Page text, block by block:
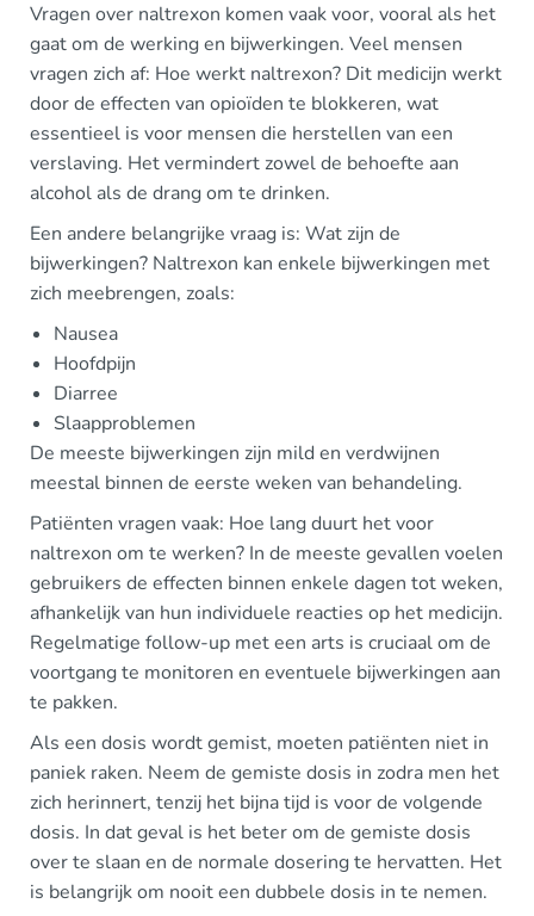
Vragen over naltrexon komen vaak voor, vooral als het
gaat om de werking en bijwerkingen. Veel mensen
vragen zich af: Hoe werkt naltrexon? Dit medicijn werkt
door de effecten van opioïden te blokkeren, wat
essentieel is voor mensen die herstellen van een
verslaving. Het vermindert zowel de behoefte aan
alcohol als de drang om te drinken.
Een andere belangrijke vraag is: Wat zijn de
bijwerkingen? Naltrexon kan enkele bijwerkingen met
zich meebrengen, zoals:
Nausea
Hoofdpijn
Diarree
Slaapproblemen
De meeste bijwerkingen zijn mild en verdwijnen
meestal binnen de eerste weken van behandeling.
Patiënten vragen vaak: Hoe lang duurt het voor
naltrexon om te werken? In de meeste gevallen voelen
gebruikers de effecten binnen enkele dagen tot weken,
afhankelijk van hun individuele reacties op het medicijn.
Regelmatige follow-up met een arts is cruciaal om de
voortgang te monitoren en eventuele bijwerkingen aan
te pakken.
Als een dosis wordt gemist, moeten patiënten niet in
paniek raken. Neem de gemiste dosis in zodra men het
zich herinnert, tenzij het bijna tijd is voor de volgende
dosis. In dat geval is het beter om de gemiste dosis
over te slaan en de normale dosering te hervatten. Het
is belangrijk om nooit een dubbele dosis in te nemen.